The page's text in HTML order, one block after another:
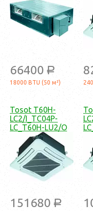
66400 a
18000 BTU (50 м²)
Tosot T60H-
LC2/I_TC04P-
LC_T60H-LU2/O
151680 a